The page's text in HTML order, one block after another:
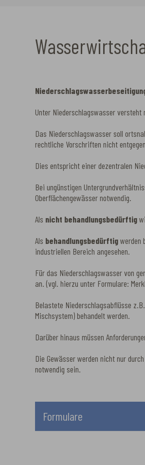
Unter Niederschlagswasser versteht
Das Niederschlagswasser soll
rechtliche Vorschriften nicht
Dies entspricht einer dezentralen
Bei ungünstigen
Oberflächengewässer notwendig.
Als nicht behandlungsbedürftig
Als behandlungsbedürftigwerden
industriellen Bereich angesehen.
Für das Niederschlagswasser von
an. (vgl. hierzu unter Formulare:
Belastete Niederschlagsabflüsse
Mischsystem) behandelt werden.
Darüber hinaus müssen
Die Gewässer werden nicht nur
notwendig sein.
Formulare